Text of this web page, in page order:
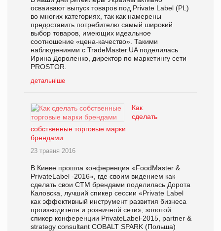
осваивают выпуск товаров под Private Label (PL)
во многих категориях, так как намерены
предоставить потребителю самый широкий
выбор товаров, имеющих идеальное
соотношение «цена-качество». Такими
наблюдениями с TradeMaster.UA поделилась
Ирина Дороленко, директор по маркетингу сети
PROSTOR.
детальніше
Как
сделать
собственные торговые марки
брендами
23 травня 2016
В Киеве прошла конференция «FoodMaster &
PrivateLabel -2016», где своим видением как
сделать свои СТМ брендами поделилась Дорота
Каловска, лучший спикер сессии «Private Label
как эффективный инструмент развития бизнеса
производителя и розничной сети», золотой
спикер конференции PrivateLabel-2015, partner &
strategy consultant COBALT SPARK (Польша)